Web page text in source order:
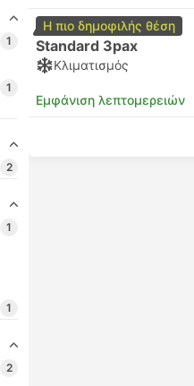
1
1
2
1
1
2
Η πιο δημοφιλής θέση
Standard 3pax
Κλιματισμός
Εμφάνιση λεπτομερειών